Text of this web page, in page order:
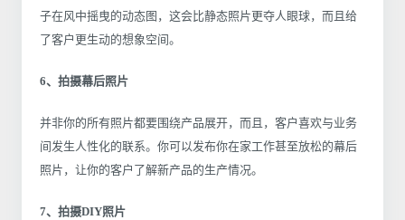
子在风中摇曳的动态图，这会比静态照片更夺人眼球，而且给
了客户更生动的想象空间。
6、拍摄幕后照片
并非你的所有照片都要围绕产品展开，而且，客户喜欢与业务
间发生人性化的联系。你可以发布你在家工作甚至放松的幕后
照片，让你的客户了解新产品的生产情况。
7、拍摄DIY照片